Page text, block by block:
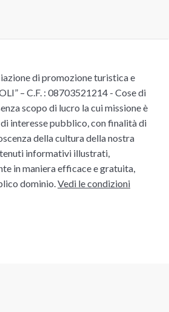
di promozione turistica e
– C.F. : 08703521214 - Cose di
scopo di lucro la cui missione è
interesse pubblico, con finalità di
della cultura della nostra
informativi illustrati,
in maniera efficace e gratuita,
dominio. Vedi le condizioni